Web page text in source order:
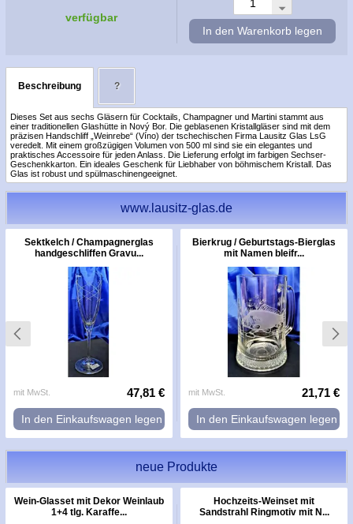
verfügbar
In den Warenkorb legen
Beschreibung ?
Dieses Set aus sechs Gläsern für Cocktails, Champagner und Martini stammt aus
einer traditionellen Glashütte in Nový Bor. Die geblasenen Kristallgläser sind mit dem
präzisen Handschliff „Weinrebe“ (Víno) der tschechischen Firma Lausitz Glas LsG
veredelt. Mit einem großzügigen Volumen von 500 ml sind sie ein elegantes und
praktisches Accessoire für jeden Anlass. Die Lieferung erfolgt im farbigen Sechser-
Geschenkkarton. Ein ideales Geschenk für Liebhaber von böhmischem Kristall. Das
Glas ist robust und spülmaschinengeeignet.
www.lausitz-glas.de
Sektkelch / Champagnerglas
handgeschliffen Gravu...
mit MwSt. 47,81 €
In den Einkaufswagen legen
Bierkrug / Geburtstags-Bierglas
mit Namen bleifr...
mit MwSt. 21,71 €
In den Einkaufswagen legen
neue Produkte
Wein-Glasset mit Dekor Weinlaub
1+4 tlg. Karaffe...
Hochzeits-Weinset mit
Sandstrahl Ringmotiv mit N...